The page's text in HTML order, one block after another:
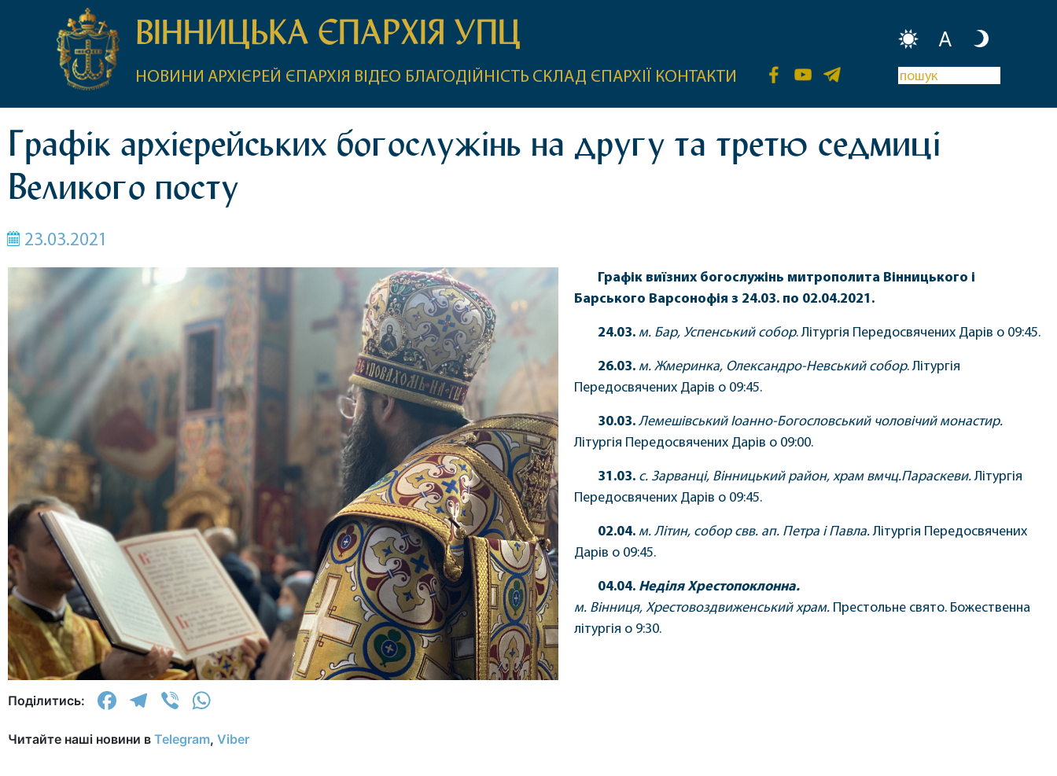
A
ВІННИЦЬКА ЄПАРХІЯ УПЦ
НОВИНИ АРХІЄРЕЙ ЄПАРХІЯ ВІДЕО БЛАГОДІЙНІСТЬ СКЛАД ЄПАРХІЇ КОНТАКТИ
Графік архієрейських богослужінь на другу та третю седмиці
Великого посту
23.03.2021
Графік виїзних богослужінь митрополита Вінницького і
Барського Варсонофія з 24.03. по 02.04.2021.
24.03. м. Бар, Успенський собор. Літургія Передосвячених Дарів о 09:45.
26.03. м. Жмеринка, Олександро-Невський собор. Літургія
Передосвячених Дарів о 09:45.
30.03. Лемешівський Іоанно-Богословський чоловічий монастир.
Літургія Передосвячених Дарів о 09:00.
31.03. с. Зарванці, Вінницький район, храм вмчц.Параскеви.Літургія
Передосвячених Дарів о 09:45.
02.04. м. Літин, собор свв. ап. Петра і Павла.Літургія Передосвячених
Дарів о 09:45.
04.04. Неділя Хрестопоклонна.
м. Вінниця, Хрестовоздвиженський храм. Престольне свято. Божественна
літургія о 9:30.
Поділитись: Facebook
Telegram
Viber
Читайте наші новини в Telegram, Viber